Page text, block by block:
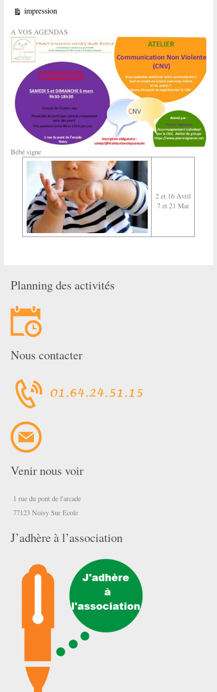
Vue
impression
A VOS AGENDAS
Bébé signe
2 et 16 Avril
7 et 21 Mai
Planning des activités
Nous contacter
Venir nous voir
1 rue du pont de l'arcade
77123 Noisy Sur Ecole
J’adhère à l’association